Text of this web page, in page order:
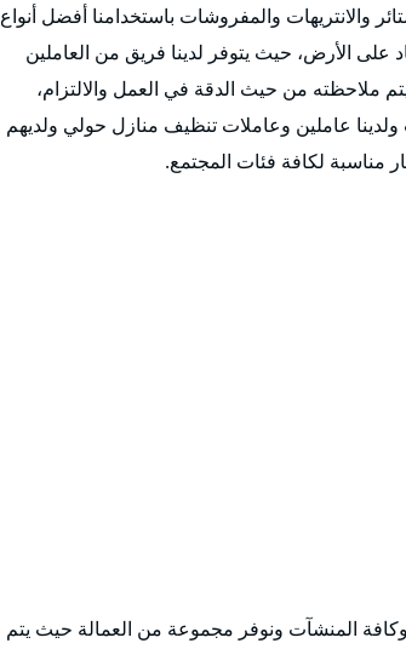
والانتريهات والمفروشات باستخدامنا أفضل أنواع
على الأرض، حيث يتوفر لدينا فريق من العاملين
من حيث الدقة في العمل والالتزام،
ولدينا عاملين وعاملات تنظيف منازل حولي ولديهم
مناسبة لكافة فئات المجتمع.
المنشآت ونوفر مجموعة من العمالة حيث يتم